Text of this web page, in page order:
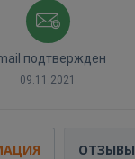
подтвержден
09.11.2021
ОТЗЫВЫ